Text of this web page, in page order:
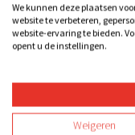
Hoofdprijs voor
De
geef dit bij je
We kunnen deze plaatsen
website te verbeteren,
website-ervaring te bieden.
opent u de instellingen.
Weigeren